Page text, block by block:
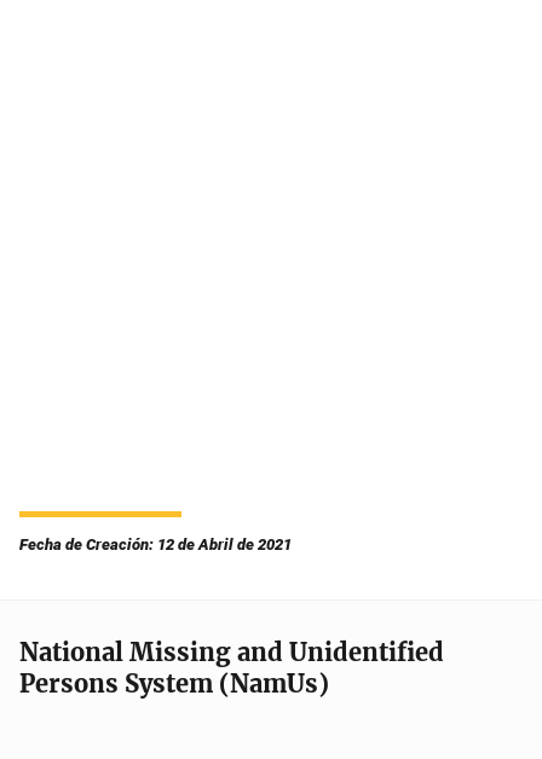
Fecha de Creación: 12 de Abril de 2021
National Missing and Unidentified
Persons System (NamUs)